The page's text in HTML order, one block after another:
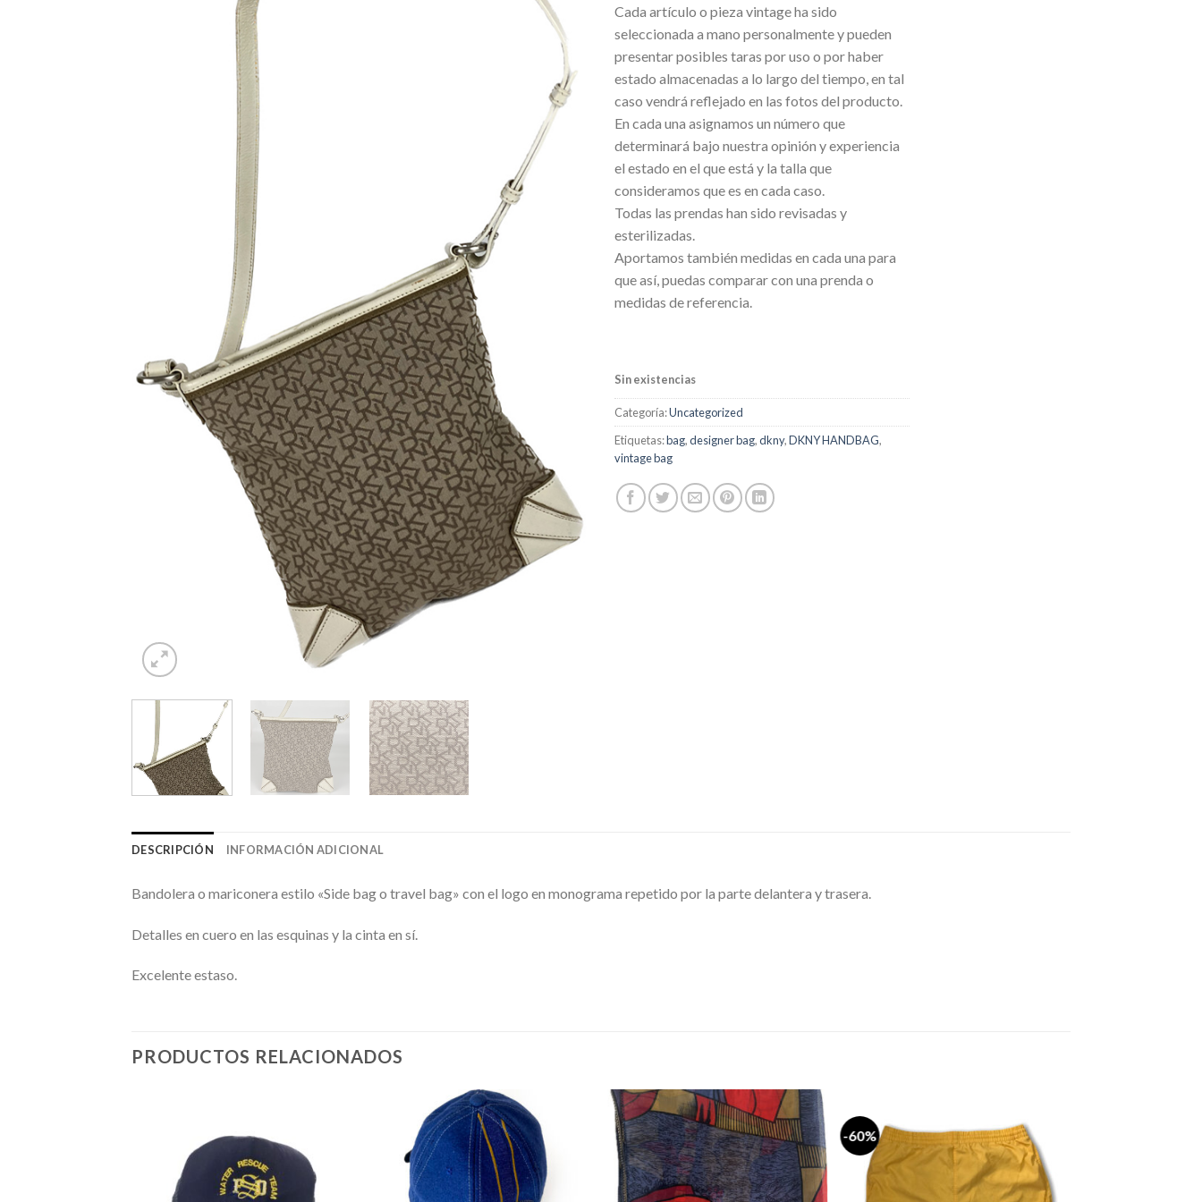
deseos
Cada artículo o pieza vintage ha sido
seleccionada a mano personalmente y pueden
presentar posibles taras por uso o por haber
estado almacenadas a lo largo del tiempo, en tal
caso vendrá reflejado en las fotos del producto.
En cada una asignamos un número que
determinará bajo nuestra opinión y experiencia
el estado en el que está y la talla que
consideramos que es en cada caso.
Todas las prendas han sido revisadas y
esterilizadas.
Aportamos también medidas en cada una para
que así, puedas comparar con una prenda o
medidas de referencia.
Sin existencias
Categoría:Uncategorized
Etiquetas:bag,designer bag,dkny,DKNY HANDBAG,
vintage bag
DESCRIPCIÓN INFORMACIÓN ADICIONAL
Bandolera o mariconera estilo «Side bag o travel bag» con el logo en monograma repetido por la parte delantera y trasera.
Detalles en cuero en las esquinas y la cinta en sí.
Excelente estaso.
PRODUCTOS RELACIONADOS
Añadir
a la
lista de
lista de
Añadir
a la
lista de
-60%
Añadir
a la
lista de